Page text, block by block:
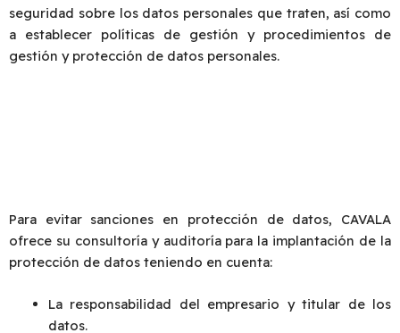
seguridad sobre los datos personales que traten, así como
a establecer políticas de gestión y procedimientos de
gestión y protección de datos personales.
Para evitar sanciones en protección de datos, CAVALA
ofrece su consultoría y auditoría para la implantación de la
protección de datos teniendo en cuenta:
La responsabilidad del empresario y titular de los
datos.